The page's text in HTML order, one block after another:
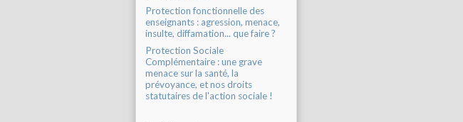
Protection fonctionnelle des
enseignants : agression, menace,
insulte, diffamation... que faire ?
Protection Sociale
Complémentaire : une grave
menace sur la santé, la
prévoyance, et nos droits
statutaires de l'action sociale !